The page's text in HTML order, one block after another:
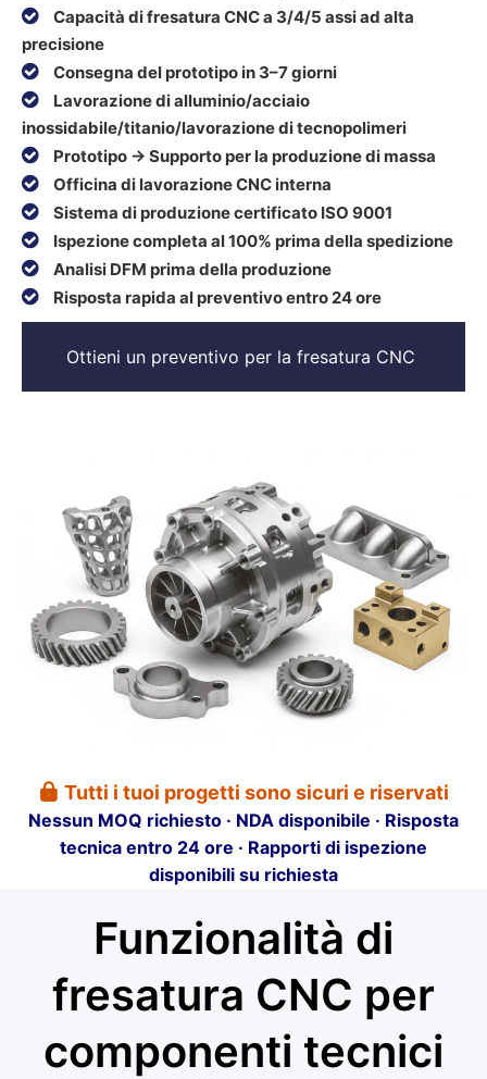

Capacità di fresatura CNC a 3/4/5 assi ad alta
precisione
 Consegna del prototipo in 3–7 giorni

Lavorazione di alluminio/acciaio
inossidabile/titanio/lavorazione di tecnopolimeri
 Prototipo → Supporto per la produzione di massa
 Officina di lavorazione CNC interna
 Sistema di produzione certificato ISO 9001
 Ispezione completa al 100% prima della spedizione
 Analisi DFM prima della produzione
 Risposta rapida al preventivo entro 24 ore
Ottieni un preventivo per la fresatura CNC
 Tutti i tuoi progetti sono sicuri e riservati
Nessun MOQ richiesto · NDA disponibile · Risposta
tecnica entro 24 ore · Rapporti di ispezione
disponibili su richiesta
Funzionalità di
fresatura CNC per
componenti tecnici